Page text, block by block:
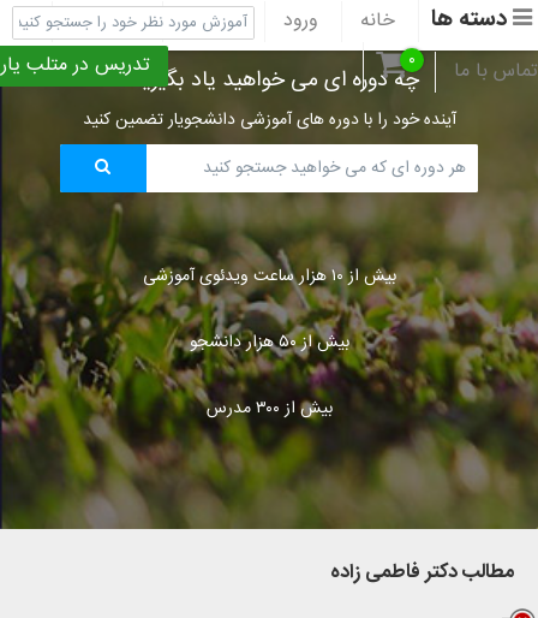
دسته ها خانه ورود ثبت نام
پشتیبانی
تماس با ما
۰ تدریس در متلب یارچه دوره ای می خواهید یاد بگیرید؟
آینده خود را با دوره های آموزشی دانشجویار تضمین کنید
بیش از ۱۰ هزار ساعت ویدئوی آموزشی
بیش از ۵۰ هزار دانشجو
بیش از ۳۰۰ مدرس
مطالب دکتر فاطمی زاده